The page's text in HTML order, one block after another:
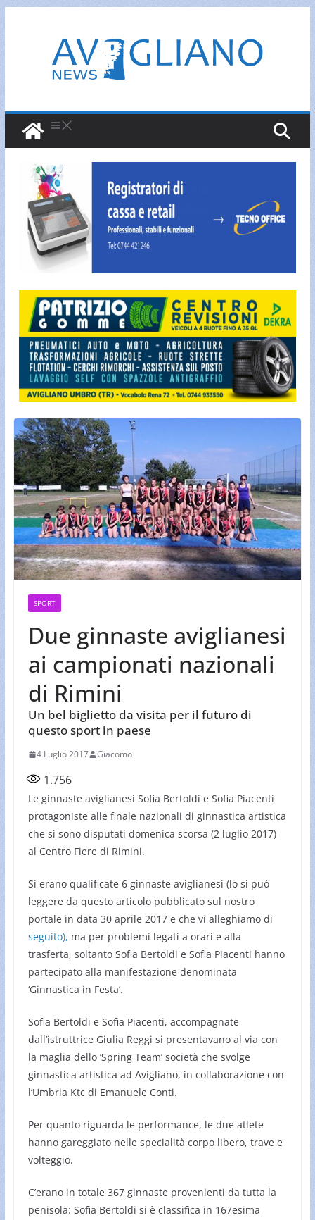
contenuto
SPORT
Due ginnaste aviglianesi
ai campionati nazionali
di Rimini
Un bel biglietto da visita per il futuro di
questo sport in paese
4 Luglio 2017 Giacomo
1.756
Le ginnaste aviglianesi Sofia Bertoldi e Sofia Piacenti
protagoniste alle finale nazionali di ginnastica artistica
che si sono disputati domenica scorsa (2 luglio 2017)
al Centro Fiere di Rimini.
Si erano qualificate 6 ginnaste aviglianesi (lo si può
leggere da questo articolo pubblicato sul nostro
portale in data 30 aprile 2017 e che vi alleghiamo di
seguito), ma per problemi legati a orari e alla
trasferta, soltanto Sofia Bertoldi e Sofia Piacenti hanno
partecipato alla manifestazione denominata
‘Ginnastica in Festa’.
Sofia Bertoldi e Sofia Piacenti, accompagnate
dall’istruttrice Giulia Reggi si presentavano al via con
la maglia dello ‘Spring Team’ società che svolge
ginnastica artistica ad Avigliano, in collaborazione con
l’Umbria Ktc di Emanuele Conti.
Per quanto riguarda le performance, le due atlete
hanno gareggiato nelle specialità corpo libero, trave e
volteggio.
C’erano in totale 367 ginnaste provenienti da tutta la
penisola: Sofia Bertoldi si è classifica in 167esima